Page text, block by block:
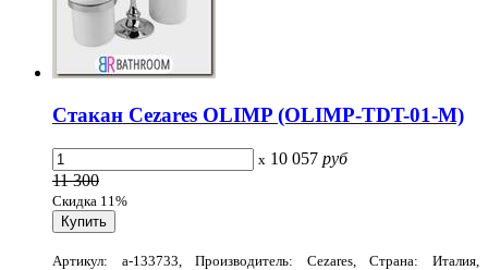
Стакан Cezares OLIMP (OLIMP-TDT-01-M)
x 10 057 руб
11 300
Скидка 11%
Артикул: a-133733, Производитель: Cezares, Страна: Италия,